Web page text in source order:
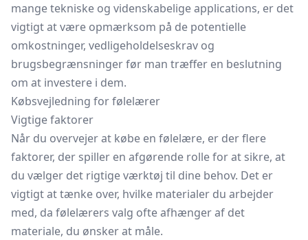
mange tekniske og videnskabelige applications, er det
vigtigt at være opmærksom på de potentielle
omkostninger, vedligeholdelseskrav og
brugsbegrænsninger før man træffer en beslutning
om at investere i dem.
Købsvejledning for følelærer
Vigtige faktorer
Når du overvejer at købe en følelære, er der flere
faktorer, der spiller en afgørende rolle for at sikre, at
du vælger det rigtige værktøj til dine behov. Det er
vigtigt at tænke over, hvilke materialer du arbejder
med, da følelærers valg ofte afhænger af det
materiale, du ønsker at måle.